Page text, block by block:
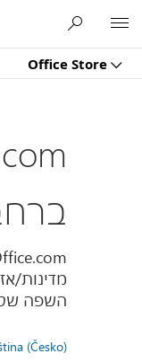
Office Store
מדינות/
השפה
(Česko)